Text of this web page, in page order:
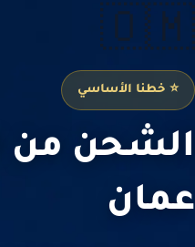
🇴🇲
⭐ خطنا الأساسي
الشحن من
عمان